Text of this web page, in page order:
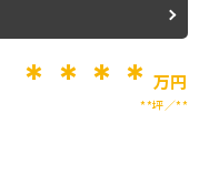
＊＊＊＊ 万円
**坪 **